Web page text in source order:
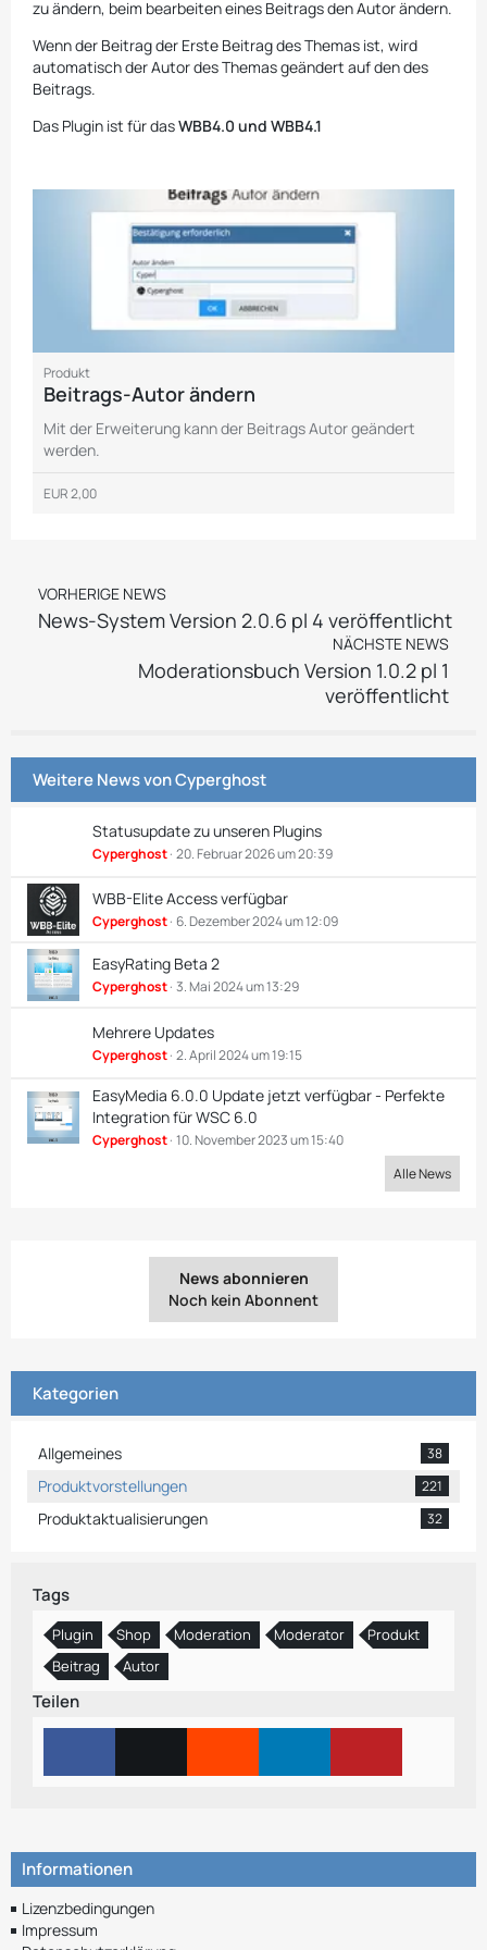
zu ändern, beim bearbeiten eines Beitrags den Autor ändern.
Wenn der Beitrag der Erste Beitrag des Themas ist, wird
automatisch der Autor des Themas geändert auf den des
Beitrags.
Das Plugin ist für dasWBB4.0 und WBB4.1
Produkt
Beitrags-Autor ändern
Mit der Erweiterung kann der Beitrags Autor geändert
werden.
EUR 2,00
VORHERIGE NEWS
News-System Version 2.0.6 pl 4 veröffentlicht
NÄCHSTE NEWS
Moderationsbuch Version 1.0.2 pl 1
veröffentlicht
Weitere News vonCyperghost
Statusupdate zu unseren Plugins
Cyperghost 20. Februar 2026 um 20:39
WBB-Elite Access verfügbar
Cyperghost 6. Dezember 2024 um 12:09
EasyRating Beta 2
Cyperghost 3. Mai 2024 um 13:29
Mehrere Updates
Cyperghost 2. April 2024 um 19:15
EasyMedia 6.0.0 Update jetzt verfügbar - Perfekte
Integration für WSC 6.0
Cyperghost 10. November 2023 um 15:40
Alle News
News abonnieren
Noch kein Abonnent
Kategorien
Allgemeines 38
Produktvorstellungen 221
Produktaktualisierungen 32
Tags
Plugin Shop Moderation Moderator
Produkt
Beitrag
Autor
Teilen
Informationen
Lizenzbedingungen
Impressum